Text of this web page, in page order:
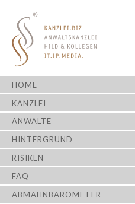
HOME
KANZLEI
ANWÄLTE
HINTERGRUND
RISIKEN
FAQ
ABMAHNBAROMETER